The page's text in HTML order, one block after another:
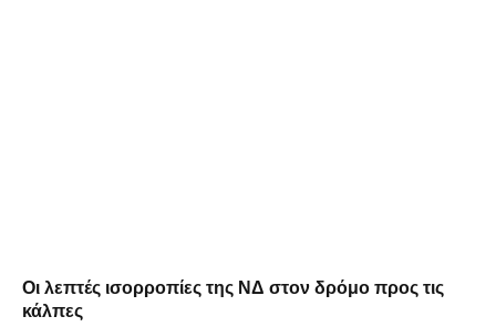
Οι λεπτές ισορροπίες της ΝΔ στον δρόμο προς τις
κάλπες